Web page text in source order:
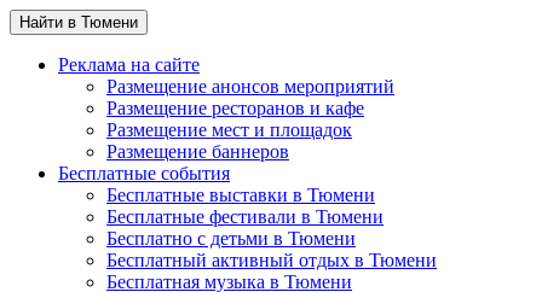
Найти в Тюмени
Реклама на сайте
Размещение анонсов мероприятий
Размещение ресторанов и кафе
Размещение мест и площадок
Размещение баннеров
Бесплатные события
Бесплатные выставки в Тюмени
Бесплатные фестивали в Тюмени
Бесплатно с детьми в Тюмени
Бесплатный активный отдых в Тюмени
Бесплатная музыка в Тюмени